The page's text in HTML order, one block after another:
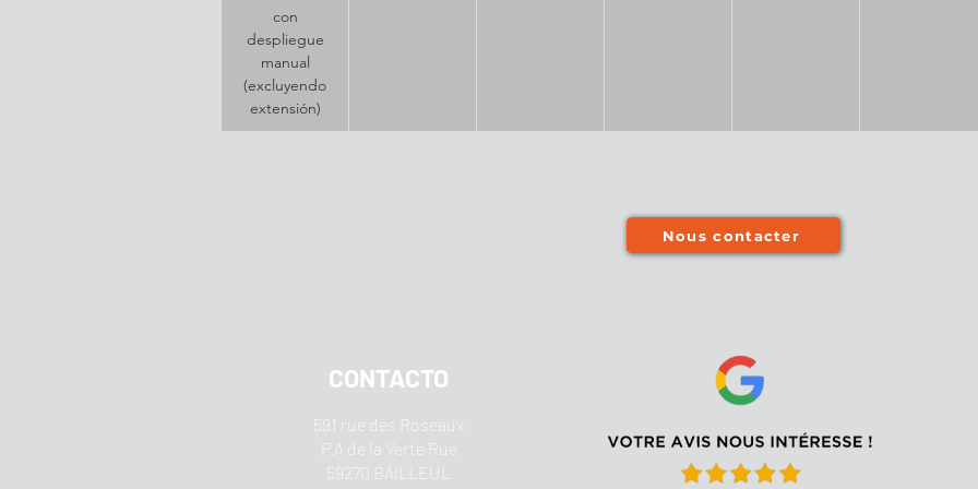
con
despliegue
manual
(excluyendo
extensión)
Nous contacter
CONTACTO
591 rue des Roseaux
P.A de la Verte Rue
59270 BAILLEUL